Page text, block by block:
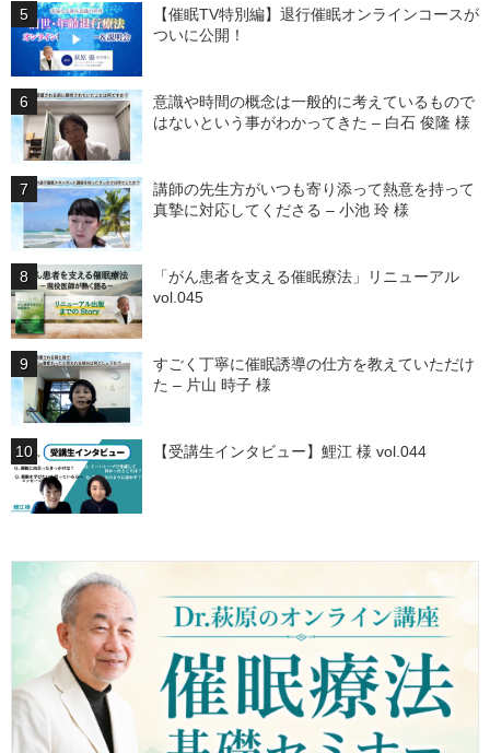
【催眠TV特別編】退行催眠オンラインコースが
ついに公開！
意識や時間の概念は一般的に考えているもので
はないという事がわかってきた – 白石 俊隆 様
講師の先生方がいつも寄り添って熱意を持って
真摯に対応してくださる – 小池 玲 様
「がん患者を支える催眠療法」リニューアル
vol.045
すごく丁寧に催眠誘導の仕方を教えていただけ
た – 片山 時子 様
【受講生インタビュー】鯉江 様 vol.044